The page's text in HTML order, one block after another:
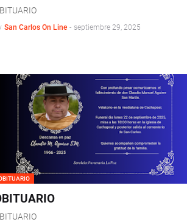
San Carlos On Line - septiembre 29, 2025